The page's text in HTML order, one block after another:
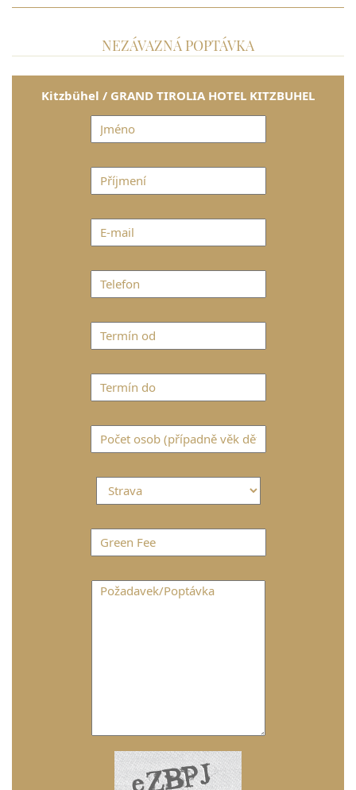
NEZÁVAZNÁ POPTÁVKA
Kitzbühel / GRAND TIROLIA HOTEL KITZBUHEL